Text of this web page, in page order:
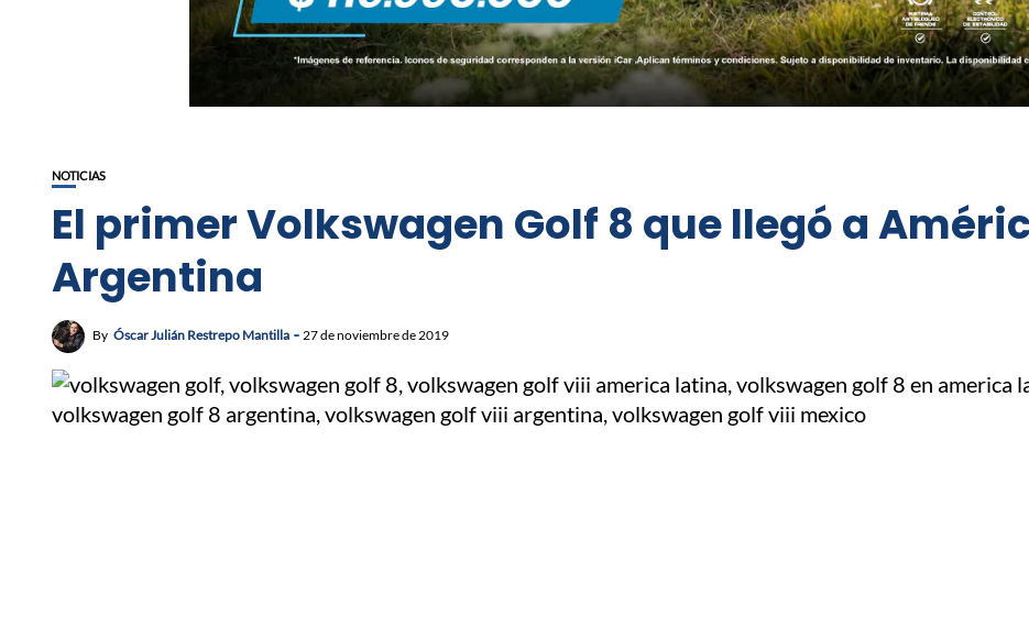
NOTICIAS
El primer Volkswagen Golf 8 que llegó a
Argentina
By Óscar Julián Restrepo Mantilla 27 de noviembre de 2019